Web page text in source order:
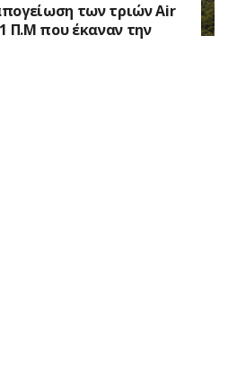
των τριών Air
Π.M που έκαναν την